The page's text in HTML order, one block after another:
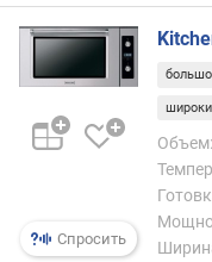
а
н
и
(
м
м
Спросить
Объем: